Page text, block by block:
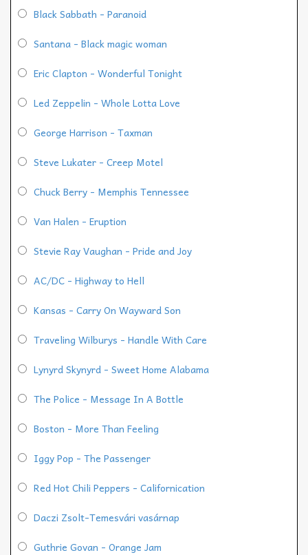
Black Sabbath - Paranoid
Santana - Black magic woman
Eric Clapton - Wonderful Tonight
Led Zeppelin - Whole Lotta Love
George Harrison - Taxman
Steve Lukater - Creep Motel
Chuck Berry - Memphis Tennessee
Van Halen - Eruption
Stevie Ray Vaughan - Pride and Joy
AC/DC - Highway to Hell
Kansas - Carry On Wayward Son
Traveling Wilburys - Handle With Care
Lynyrd Skynyrd - Sweet Home Alabama
The Police - Message In A Bottle
Boston - More Than Feeling
Iggy Pop - The Passenger
Red Hot Chili Peppers - Californication
Daczi Zsolt-Temesvári vasárnap
Guthrie Govan - Orange Jam